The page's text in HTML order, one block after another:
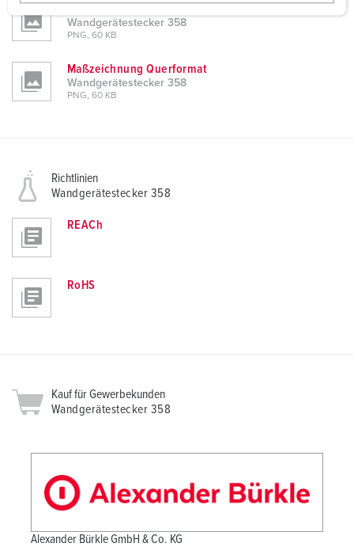
a
h
Wandgerätestecker 358
PNG, 60 KB
Maßzeichnung Querformat
Wandgerätestecker 358
PNG, 60 KB
Richtlinien
Wandgerätestecker 358
REACh
RoHS
Kauf für Gewerbekunden
Wandgerätestecker 358
Alexander Bürkle GmbH & Co. KG